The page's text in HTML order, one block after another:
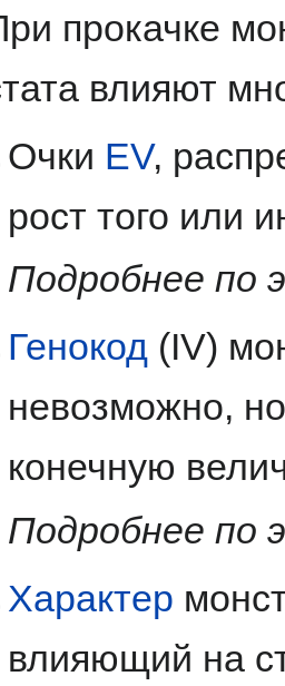
прокачке
влияют
Очки EV,
рост того или
Подробнее по
Генокод (IV)
невозможно,
конечную
Подробнее по
Характер
влияющий на